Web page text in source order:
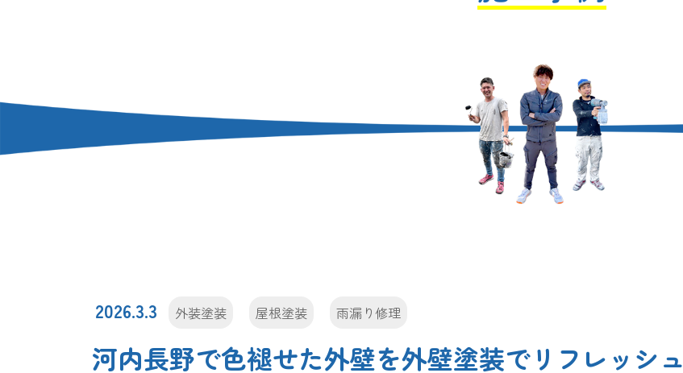
2026.3.3 外装塗装 屋根塗装 雨漏り修理
河内長野で色褪せた外壁を外壁塗装でリフレッシュ